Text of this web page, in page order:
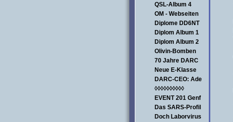
QSL-Album 4
OM - Webseiten
Diplome DD6NT
Diplom Album 1
Diplom Album 2
Olivin-Bomben
70 Jahre DARC
Neue E-Klasse
DARC-CEO: Ade
◊◊◊◊◊◊◊◊◊◊
EVENT 201 Genf
Das SARS-Profil
Doch Laborvirus